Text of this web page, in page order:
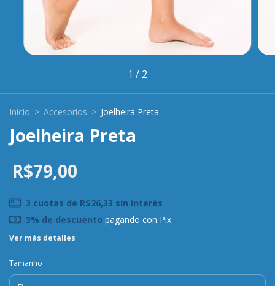
1 / 2
Inicio > Accesorios > Joelheira Preta
Joelheira Preta
R$79,00
3 cuotas de R$26,33 sin interés
3% de descuento pagando con Pix
Ver más detalles
Tamanho